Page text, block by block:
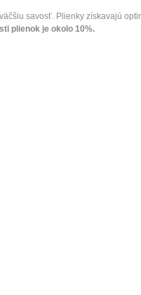
väčšiu savosť Plienky získavajú
plienok je okolo 10%.